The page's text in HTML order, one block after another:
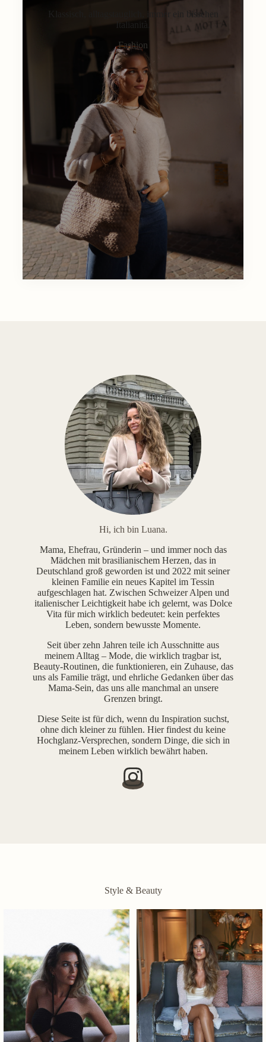
Klassisch, alltagstauglich, immer ein bisschen
Italianità.
Fashion
Hi, ich bin Luana.
Mama, Ehefrau, Gründerin – und immer noch das
Mädchen mit brasilianischem Herzen, das in
Deutschland groß geworden ist und 2022 mit seiner
kleinen Familie ein neues Kapitel im Tessin
aufgeschlagen hat. Zwischen Schweizer Alpen und
italienischer Leichtigkeit habe ich gelernt, was Dolce
Vita für mich wirklich bedeutet: kein perfektes
Leben, sondern bewusste Momente.
Seit über zehn Jahren teile ich Ausschnitte aus
meinem Alltag – Mode, die wirklich tragbar ist,
Beauty-Routinen, die funktionieren, ein Zuhause, das
uns als Familie trägt, und ehrliche Gedanken über das
Mama-Sein, das uns alle manchmal an unsere
Grenzen bringt.
Diese Seite ist für dich, wenn du Inspiration suchst,
ohne dich kleiner zu fühlen. Hier findest du keine
Hochglanz-Versprechen, sondern Dinge, die sich in
meinem Leben wirklich bewährt haben.
Style & Beauty